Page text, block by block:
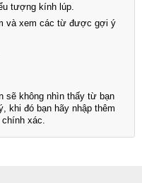
tượng kính lúp.
và xem các từ được gợi ý
sẽ không nhìn thấy từ bạn
khi đó bạn hãy nhập thêm
xác.